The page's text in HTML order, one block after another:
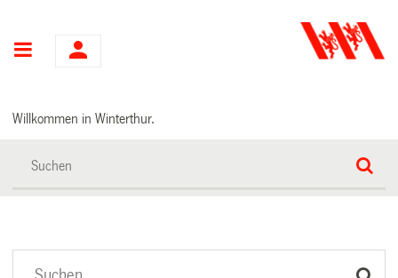
Hauptnavigation
Willkommen in Winterthur.